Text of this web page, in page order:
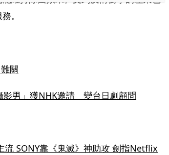
。
關
男」獲NHK邀請　變台日劇顧問
流 SONY靠《鬼滅》神助攻 劍指Netflix